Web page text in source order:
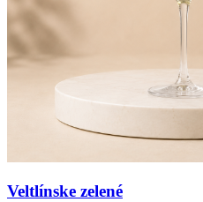
Veltlínske zelené